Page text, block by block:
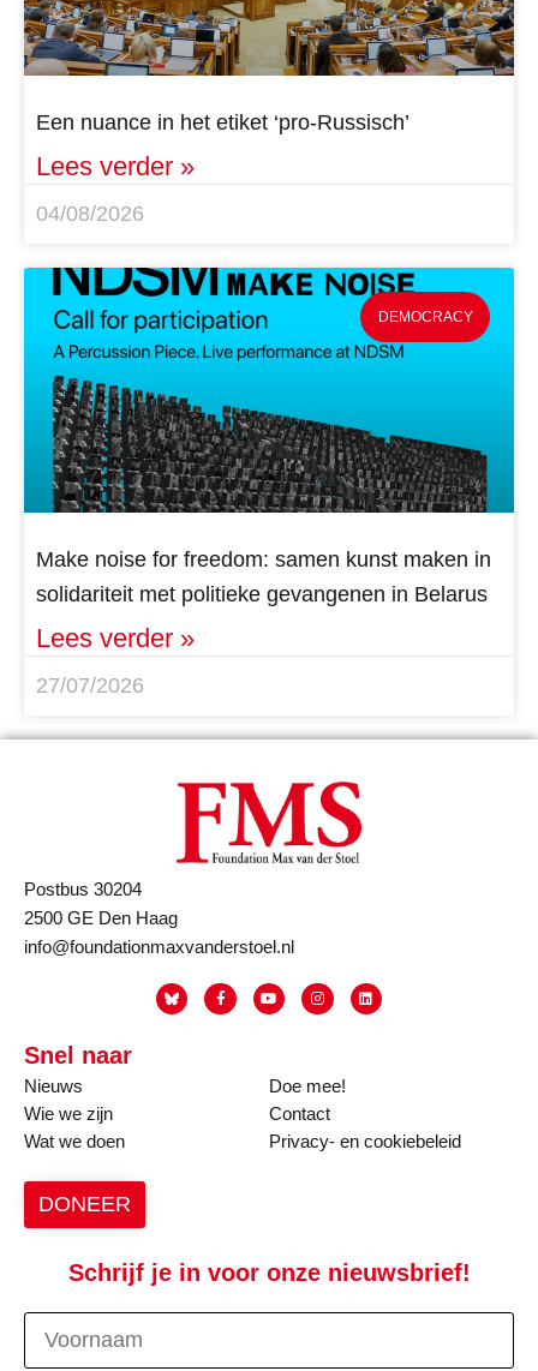
Een nuance in het etiket ‘pro-Russisch’
Lees verder »
04/08/2026
DEMOCRACY
Make noise for freedom: samen kunst maken in
solidariteit met politieke gevangenen in Belarus
Lees verder »
27/07/2026
Postbus 30204
2500 GE Den Haag
info@foundationmaxvanderstoel.nl
Snel naar
Nieuws
Wie we zijn
Wat we doen
Doe mee!
Contact
Privacy- en cookiebeleid
DONEER
Schrijf je in voor onze nieuwsbrief!